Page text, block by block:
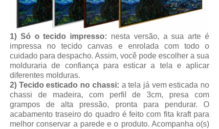
1) Só o tecido impresso: nesta versão, a sua arte é
impressa no tecido canvas e enrolada com todo o
cuidado para despacho. Assim, você pode escolher a sua
molduraria de confiança para esticar a tela e aplicar
diferentes molduras.
2) Tecido esticado no chassi: a tela já vem esticada no
chassi de madeira, com perfil de 3cm, presa com
grampos de alta pressão, pronta para pendurar. O
acabamento traseiro do quadro é feito com fita kraft para
melhor conservar a parede e o produto. Acompanha o(s)